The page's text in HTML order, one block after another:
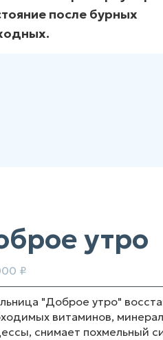
после бурных
утро
₽
"Доброе утро"
витаминов,
снимает похмельный